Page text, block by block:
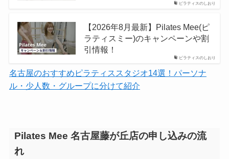
ピラティスのしおり
ピラティスのしおり
【2026年8月最新】Pilates Mee(ピ
ラティスミー)のキャンペーンや割
引情報！
名古屋のおすすめピラティススタジオ14選！パーソナ
ル・少人数・グループに分けて紹介
Pilates Mee 名古屋藤が丘店の申し込みの流
れ